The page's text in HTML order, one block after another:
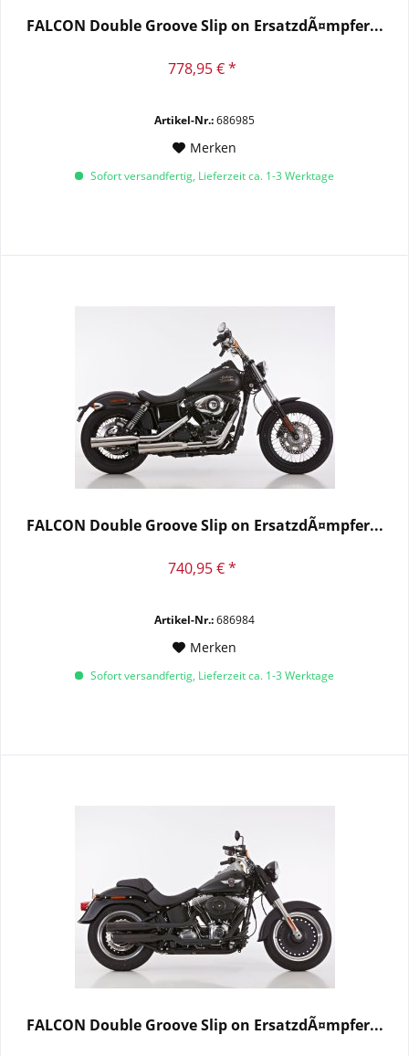
FALCON Double Groove Slip on ErsatzdÃ¤mpfer...
778,95 € *
Artikel-Nr.:686985
Merken
Sofort versandfertig, Lieferzeit ca. 1-3 Werktage
FALCON Double Groove Slip on ErsatzdÃ¤mpfer...
740,95 € *
Artikel-Nr.:686984
Merken
Sofort versandfertig, Lieferzeit ca. 1-3 Werktage
FALCON Double Groove Slip on ErsatzdÃ¤mpfer...